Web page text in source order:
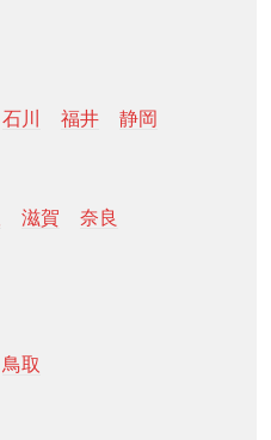
石川 福井 静岡
滋賀 奈良
鳥取